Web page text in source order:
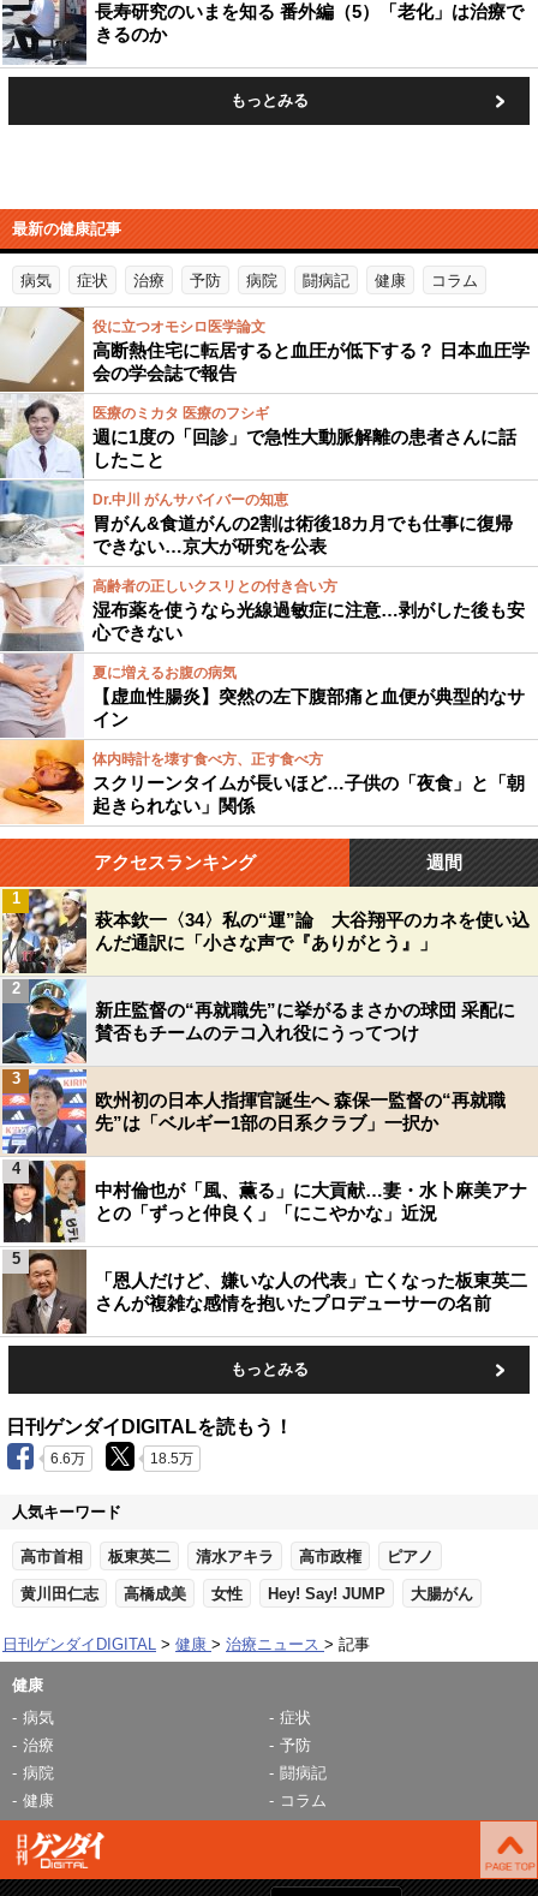
長寿研究のいまを知る 番外編（5）「老化」は治療で
きるのか
もっとみる
最新の健康記事
病気 症状 治療 予防 病院 闘病記 健康 コラム
役に立つオモシロ医学論文
高断熱住宅に転居すると血圧が低下する？ 日本血圧学
会の学会誌で報告
医療のミカタ 医療のフシギ
週に1度の「回診」で急性大動脈解離の患者さんに話
したこと
Dr.中川 がんサバイバーの知恵
胃がん&食道がんの2割は術後18カ月でも仕事に復帰
できない…京大が研究を公表
高齢者の正しいクスリとの付き合い方
湿布薬を使うなら光線過敏症に注意…剥がした後も安
心できない
夏に増えるお腹の病気
【虚血性腸炎】突然の左下腹部痛と血便が典型的なサ
イン
体内時計を壊す食べ方、正す食べ方
スクリーンタイムが長いほど…子供の「夜食」と「朝
起きられない」関係
アクセスランキング 週間
萩本欽一〈34〉私の“運”論 大谷翔平のカネを使い込
んだ通訳に「小さな声で『ありがとう』」
1
新庄監督の“再就職先”に挙がるまさかの球団 采配に
賛否もチームのテコ入れ役にうってつけ
2
欧州初の日本人指揮官誕生へ 森保一監督の“再就職
先”は「ベルギー1部の日系クラブ」一択か
3
中村倫也が「風、薫る」に大貢献…妻・水卜麻美アナ
との「ずっと仲良く」「にこやかな」近況
4
「恩人だけど、嫌いな人の代表」亡くなった板東英二
さんが複雑な感情を抱いたプロデューサーの名前
5
もっとみる
日刊ゲンダイDIGITALを読もう！
6.6万 18.5万
人気キーワード
高市首相 板東英二 清水アキラ 高市政権 ピアノ
黄川田仁志 高橋成美 女性 Hey! Say! JUMP 大腸がん
日刊ゲンダイDIGITAL 健康 治療ニュース 記事
健康
病気
症状
治療
予防
病院
闘病記
健康
コラム